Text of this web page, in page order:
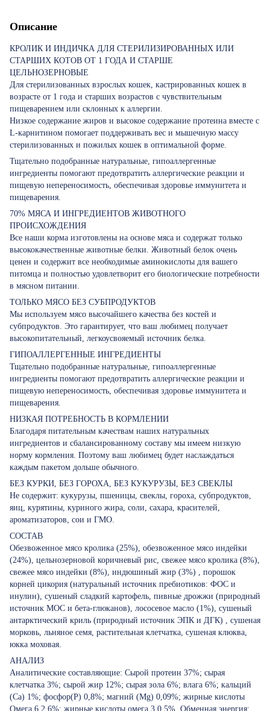
Описание
КРОЛИК И ИНДИЧКА ДЛЯ СТЕРИЛИЗИРОВАННЫХ ИЛИ
СТАРШИХ КОТОВ ОТ 1 ГОДА И СТАРШЕ
ЦЕЛЬНОЗЕРНОВЫЕ
Для стерилизованных взрослых кошек, кастрированных кошек в
возрасте от 1 года и старших возрастов с чувствительным
пищеварением или склонных к аллергии.
Низкое содержание жиров и высокое содержание протеина вместе с
L-карнитином помогает поддерживать вес и мышечную массу
стерилизованных и пожилых кошек в оптимальной форме.
Тщательно подобранные натуральные, гипоаллергенные
ингредиенты помогают предотвратить аллергические реакции и
пищевую непереносимость, обеспечивая здоровье иммунитета и
пищеварения.
70% МЯСА И ИНГРЕДИЕНТОВ ЖИВОТНОГО
ПРОИСХОЖДЕНИЯ
Все наши корма изготовлены на основе мяса и содержат только
высококачественные животные белки. Животный белок очень
ценен и содержит все необходимые аминокислоты для вашего
питомца и полностью удовлетворит его биологические потребности
в мясном питании.
ТОЛЬКО МЯСО БЕЗ СУБПРОДУКТОВ
Мы используем мясо высочайшего качества без костей и
субпродуктов. Это гарантирует, что ваш любимец получает
высокопитательный, легкоусвояемый источник белка.
ГИПОАЛЛЕРГЕННЫЕ ИНГРЕДИЕНТЫ
Тщательно подобранные натуральные, гипоаллергенные
ингредиенты помогают предотвратить аллергические реакции и
пищевую непереносимость, обеспечивая здоровье иммунитета и
пищеварения.
НИЗКАЯ ПОТРЕБНОСТЬ В КОРМЛЕНИИ
Благодаря питательным качествам наших натуральных
ингредиентов и сбалансированному составу мы имеем низкую
норму кормления. Поэтому ваш любимец будет наслаждаться
каждым пакетом дольше обычного.
БЕЗ КУРКИ, БЕЗ ГОРОХА, БЕЗ КУКУРУЗЫ, БЕЗ СВЕКЛЫ
Не содержит: кукурузы, пшеницы, свеклы, гороха, субпродуктов,
яиц, курятины, куриного жира, соли, сахара, красителей,
ароматизаторов, сои и ГМО.
СОСТАВ
Обезвоженное мясо кролика (25%), обезвоженное мясо индейки
(24%), цельнозерновой коричневый рис, свежее мясо кролика (8%),
свежее мясо индейки (8%), индюшиный жир (3%) , порошок
корней цикория (натуральный источник пребиотиков: ФОС и
инулин), сушеный сладкий картофель, пивные дрожжи (природный
источник МОС и бета-глюканов), лососевое масло (1%), сушеный
антарктический криль (природный источник ЭПК и ДГК) , сушеная
морковь, льняное семя, растительная клетчатка, сушеная клюква,
юкка моховая.
АНАЛИЗ
Аналитические составляющие: Сырой протеин 37%; сырая
клетчатка 3%; сырой жир 12%; сырая зола 6%; влага 6%; кальций
(Ca) 1%; фосфор(P) 0,8%; магний (Mg) 0,09%; жирные кислоты
Омега 6 2,6%; жирные кислоты омега 3 0,5%. Обменная энергия: